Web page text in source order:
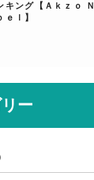
キング【Ａｋｚｏ Ｎ
ｅｌ】
ー